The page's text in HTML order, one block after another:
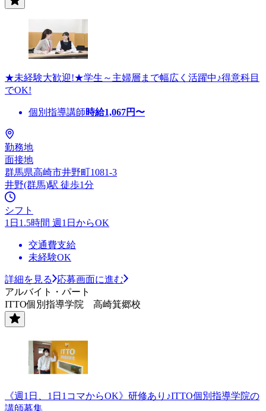
★未経験大歓迎!★学生～主婦層まで幅広く活躍中♪得意科目
でOK!
個別指導講師時給1,067円〜
勤務地
面接地
群馬県高崎市井野町1081-3
井野(群馬)駅 徒歩1分
シフト
1日1.5時間 週1日からOK
交通費支給
未経験OK
詳細を見る
応募画面に進む
アルバイト・パート
ITTO個別指導学院 高崎箕郷校
《週1日、1日1コマからOK》研修あり♪ITTO個別指導学院の
講師募集